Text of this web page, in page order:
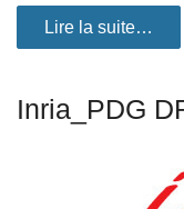
Lire la suite…
Inria_PDG